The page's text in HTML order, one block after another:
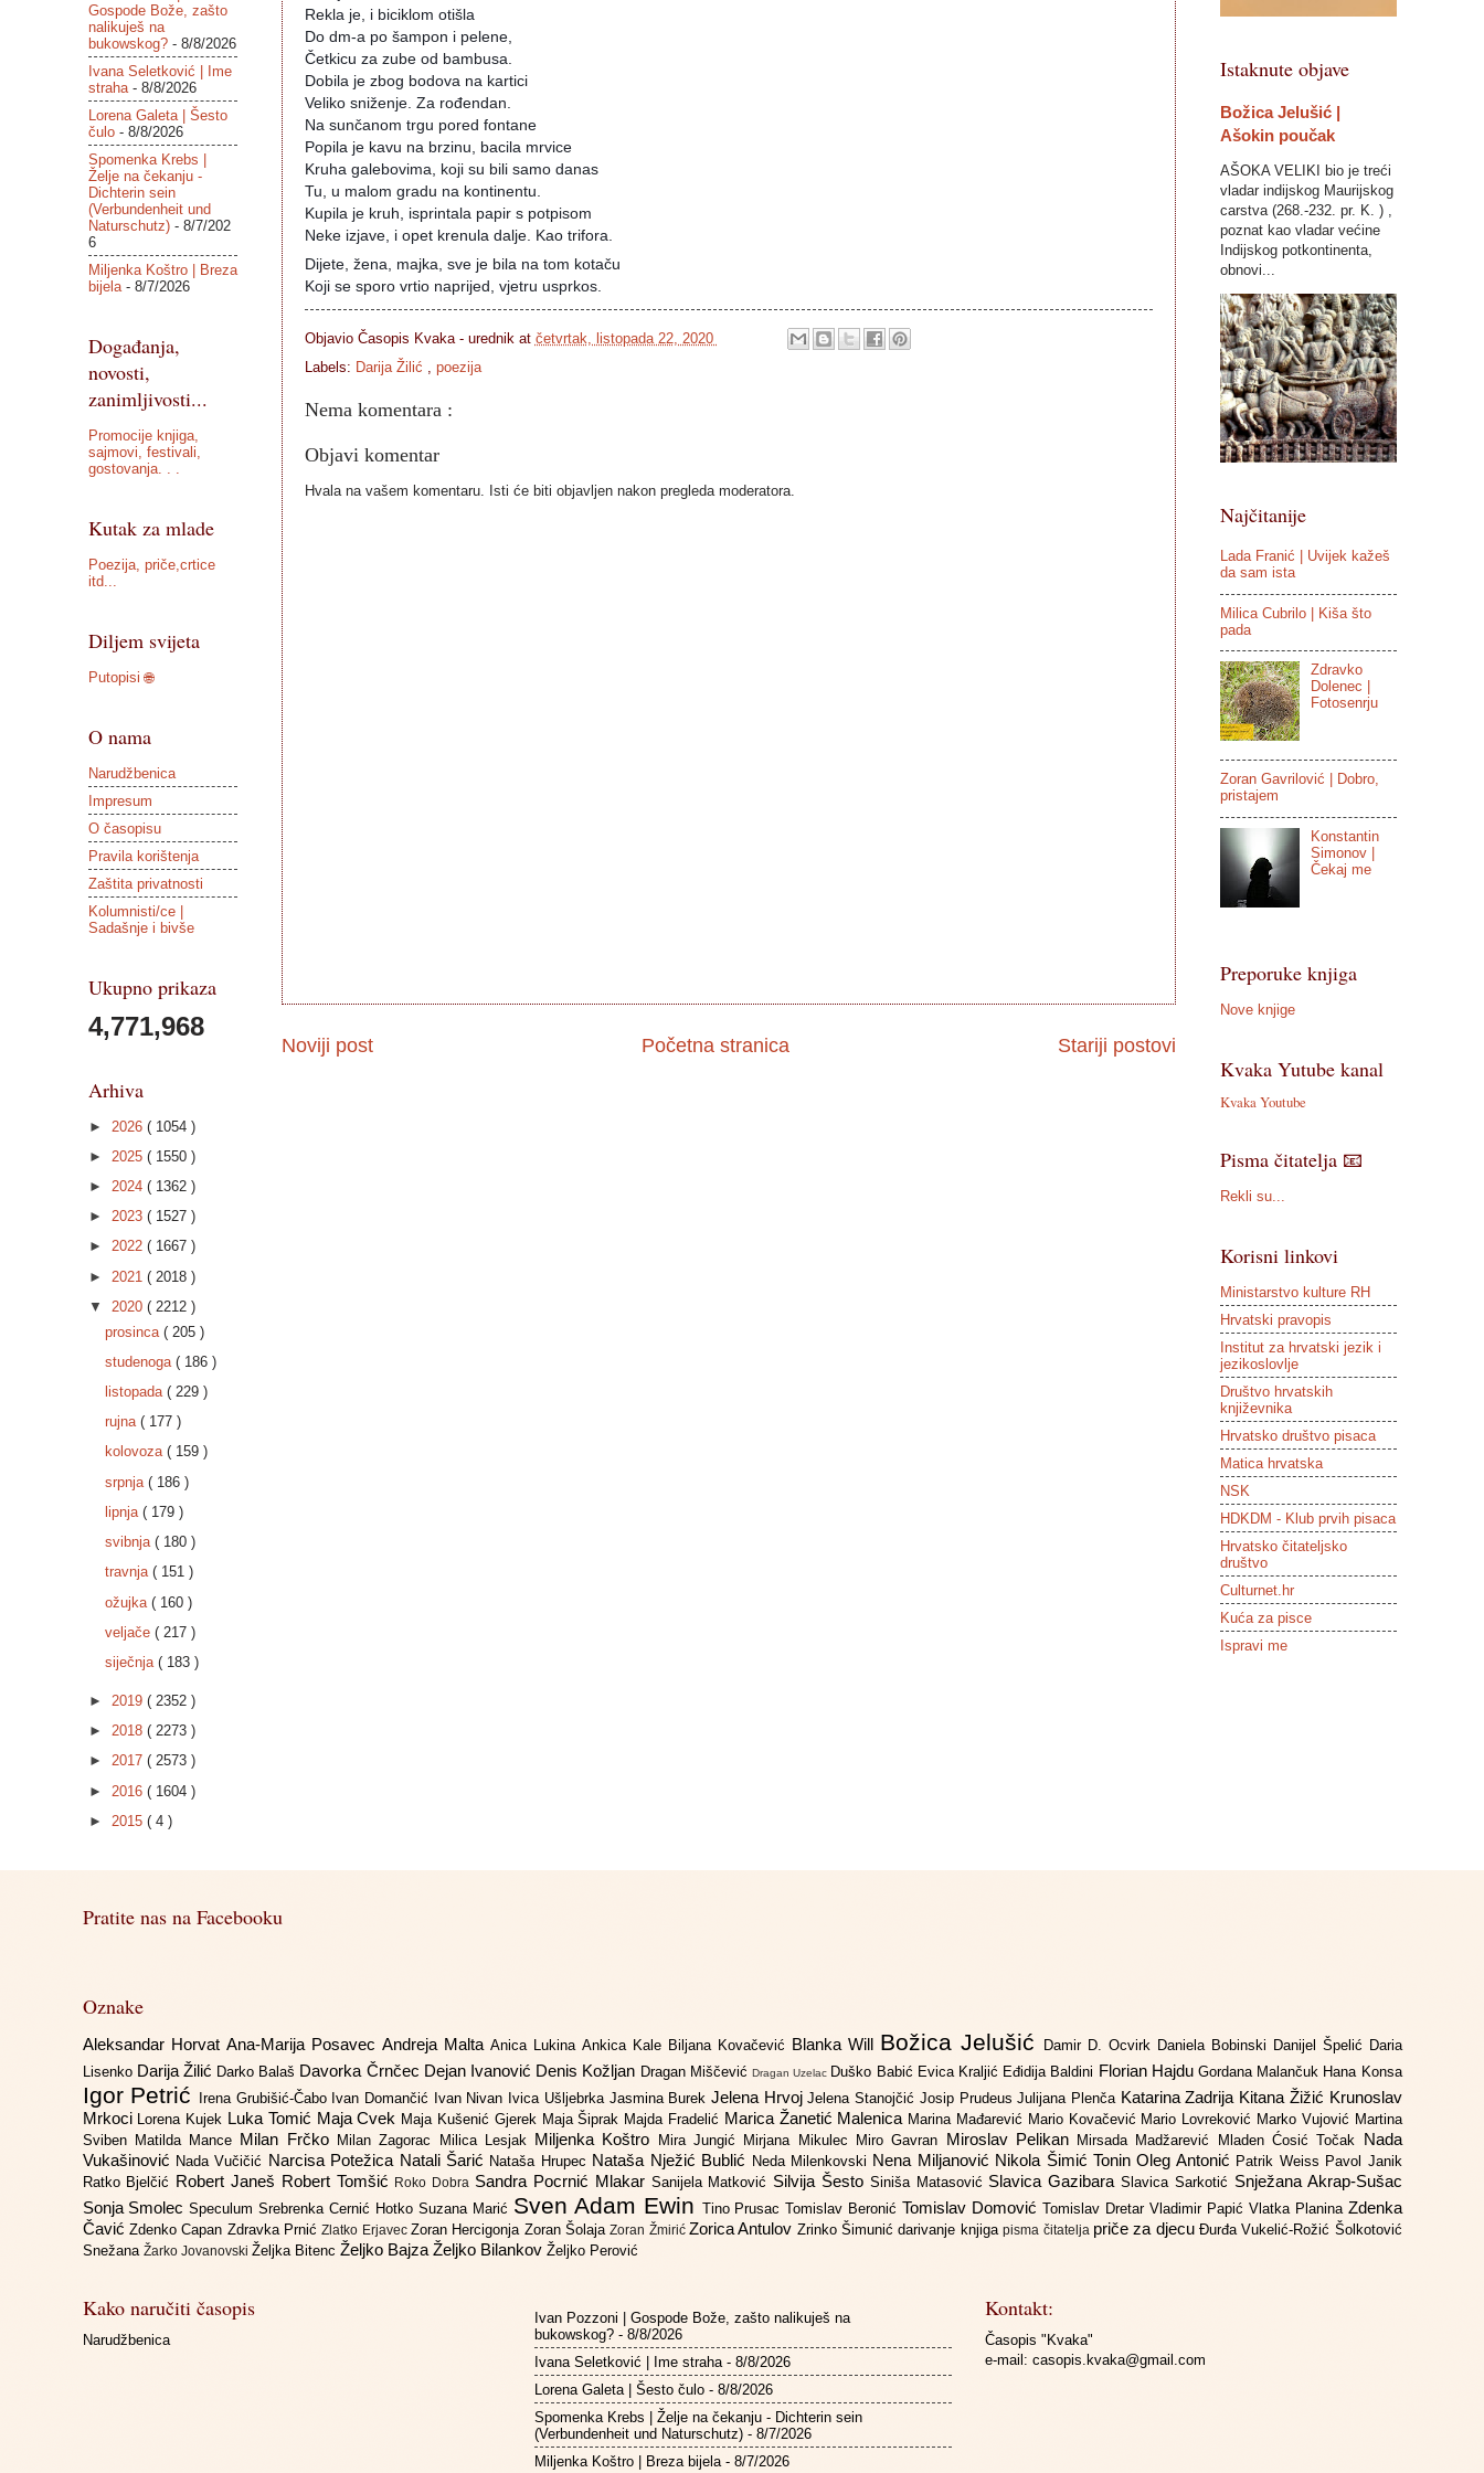
Rekla je, i biciklom otišla
Do dm-a po šampon i pelene,
Četkicu za zube od bambusa.
Dobila je zbog bodova na kartici
Veliko sniženje. Za rođendan.
Na sunčanom trgu pored fontane
Popila je kavu na brzinu, bacila mrvice
Kruha galebovima, koji su bili samo danas
Tu, u malom gradu na kontinentu.
Kupila je kruh, isprintala papir s potpisom
Neke izjave, i opet krenula dalje. Kao trifora.
Dijete, žena, majka, sve je bila na tom kotaču
Koji se sporo vrtio naprijed, vjetru usprkos.
Objavio Časopis Kvaka - urednik at četvrtak, listopada 22, 2020
Labels: Darija Žilić , poezija
Nema komentara :
Objavi komentar
Hvala na vašem komentaru. Isti će biti objavljen nakon pregleda moderatora.
Noviji post Stariji postovi
Početna stranica
Gospode Bože, zašto
nalikuješ na
bukowskog?- 8/8/2026
Ivana Seletković | Ime
straha- 8/8/2026
Lorena Galeta | Šesto
čulo- 8/8/2026
Spomenka Krebs |
Želje na čekanju -
Dichterin sein
(Verbundenheit und
Naturschutz)- 8/7/202
6
Miljenka Koštro | Breza
bijela- 8/7/2026
Događanja,
novosti,
zanimljivosti...
Promocije knjiga,
sajmovi, festivali,
gostovanja. . .
Kutak za mlade
Poezija, priče,crtice
itd...
Diljem svijeta
Putopisi 🌐
O nama
Narudžbenica
Impresum
O časopisu
Pravila korištenja
Zaštita privatnosti
Kolumnisti/ce |
Sadašnje i bivše
Ukupno prikaza
4,771,968
Arhiva
► 2026 ( 1054 )
► 2025 ( 1550 )
► 2024 ( 1362 )
► 2023 ( 1527 )
► 2022 ( 1667 )
► 2021 ( 2018 )
▼ 2020 ( 2212 )
prosinca ( 205 )
studenoga ( 186 )
listopada ( 229 )
rujna ( 177 )
kolovoza ( 159 )
srpnja ( 186 )
lipnja ( 179 )
svibnja ( 180 )
travnja ( 151 )
ožujka ( 160 )
veljače ( 217 )
siječnja ( 183 )
► 2019 ( 2352 )
► 2018 ( 2273 )
► 2017 ( 2573 )
► 2016 ( 1604 )
► 2015 ( 4 )
Istaknute objave
Božica Jelušić |
Ašokin poučak
AŠOKA VELIKI bio je treći
vladar indijskog Maurijskog
carstva (268.-232. pr. K. ) ,
poznat kao vladar većine
Indijskog potkontinenta,
obnovi...
Najčitanije
Lada Franić | Uvijek kažeš
da sam ista
Milica Cubrilo | Kiša što
pada
Zdravko
Dolenec |
Fotosenrju
Zoran Gavrilović | Dobro,
pristajem
Konstantin
Simonov |
Čekaj me
Preporuke knjiga
Nove knjige
Kvaka Yutube kanal
Kvaka Youtube
Pisma čitatelja 📧
Rekli su...
Korisni linkovi
Ministarstvo kulture RH
Hrvatski pravopis
Institut za hrvatski jezik i
jezikoslovlje
Društvo hrvatskih
književnika
Hrvatsko društvo pisaca
Matica hrvatska
NSK
HDKDM - Klub prvih pisaca
Hrvatsko čitateljsko
društvo
Culturnet.hr
Kuća za pisce
Ispravi me
Pratite nas na Facebooku
Oznake
Aleksandar Horvat Ana-Marija Posavec Andreja Malta Anica Lukina Ankica Kale Biljana Kovačević Blanka Will Božica Jelušić Damir D. Ocvirk Daniela Bobinski Danijel Špelić Daria
Lisenko Darija Žilić Darko Balaš Davorka Črnčec Dejan Ivanović Denis Kožljan Dragan MiščevićDragan Uzelac Duško Babić Evica Kraljić Eđidija Baldini Florian Hajdu Gordana Malančuk Hana Konsa
Igor Petrić Irena Grubišić-Čabo Ivan Domančić Ivan Nivan Ivica Ušljebrka Jasmina BurekJelena HrvojJelena Stanojčić Josip PrudeusJulijana Plenča Katarina Zadrija Kitana Žižić Krunoslav
Mrkoci Lorena Kujek Luka Tomić Maja Cvek Maja Kušenić Gjerek Maja Šiprak Majda Fradelić Marica Žanetić Malenica Marina Mađarević Mario Kovačević Mario Lovreković Marko Vujović Martina
Sviben Matilda Mance Milan Frčko Milan Zagorac Milica Lesjak Miljenka Koštro Mira Jungić Mirjana Mikulec Miro Gavran Miroslav Pelikan Mirsada Madžarević Mladen Ćosić Točak
Nada
Vukašinović Nada Vučičić Narcisa Potežica Natali Šarić Nataša Hrupec Nataša Nježić Bublić Neda Milenkovski Nena Miljanović Nikola Šimić ToninOleg Antonić Patrik Weiss Pavol Janik
Ratko Bjelčić Robert Janeš Robert Tomšić Roko Dobra Sandra Pocrnić Mlakar Sanijela Matković Silvija Šesto Siniša Matasović Slavica GazibaraSlavica Sarkotić Snježana Akrap-Sušac
Sonja SmolecSpeculumSrebrenka Cernić Hotko Suzana Marić Sven Adam Ewin Tino PrusacTomislav Beronić Tomislav DomovićTomislav Dretar Vladimir Papić Vlatka Planina Zdenka
Čavić Zdenko Capan Zdravka PrnićZlatko Erjavec Zoran Hercigonja Zoran ŠolajaZoran ŽmirićZorica Antulov Zrinko Šimunićdarivanje knjigapisma čitatelja priče za djecu Đurđa Vukelić-Rožić Šolkotović
Snežana Žarko Jovanovski Željka Bitenc Željko BajzaŽeljko Bilankov Željko Perović
Kako naručiti časopis
Narudžbenica
Ivan Pozzoni | Gospode Bože, zašto nalikuješ na
bukowskog?- 8/8/2026
Ivana Seletković | Ime straha- 8/8/2026
Lorena Galeta | Šesto čulo- 8/8/2026
Spomenka Krebs | Želje na čekanju - Dichterin sein
(Verbundenheit und Naturschutz)- 8/7/2026
Miljenka Koštro | Breza bijela- 8/7/2026
Kontakt:
Časopis "Kvaka"
e-mail: casopis.kvaka@gmail.com